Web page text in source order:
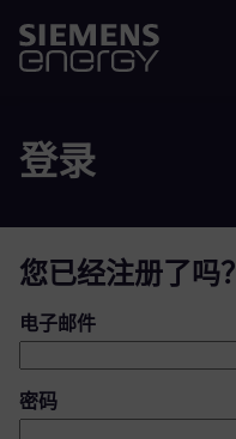
登录
您已经注册了吗？
登录：用户和密码
电子邮件
密码